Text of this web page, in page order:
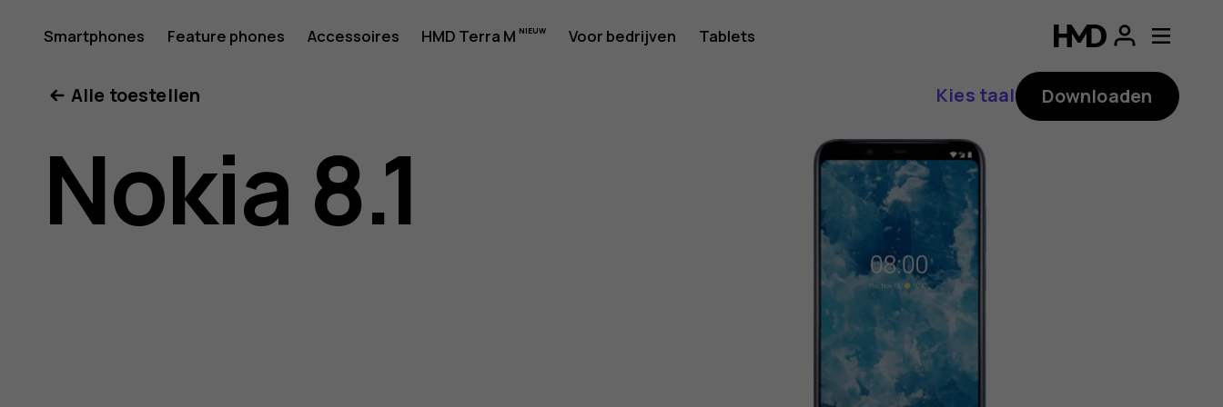
Gebruikershandleiding
voor
Nokia
Smartphones Feature phones Accessoires HMD Terra M Voor bedrijven Tablets
Alle toestellen Kies taal Downloaden
Nokia 8.1